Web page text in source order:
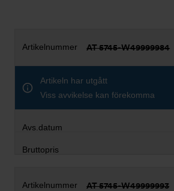
AT 5745-W49999984
Artikeln har utgått
Viss avvikelse kan förekomma
AT 5745-W49999993